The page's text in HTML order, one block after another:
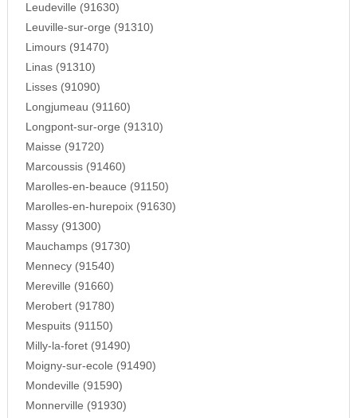
Leudeville (91630)
Leuville-sur-orge (91310)
Limours (91470)
Linas (91310)
Lisses (91090)
Longjumeau (91160)
Longpont-sur-orge (91310)
Maisse (91720)
Marcoussis (91460)
Marolles-en-beauce (91150)
Marolles-en-hurepoix (91630)
Massy (91300)
Mauchamps (91730)
Mennecy (91540)
Mereville (91660)
Merobert (91780)
Mespuits (91150)
Milly-la-foret (91490)
Moigny-sur-ecole (91490)
Mondeville (91590)
Monnerville (91930)